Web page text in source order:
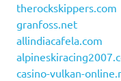
therockskippers.com
granfoss.net
allindiacafela.com
casino-vulkan-